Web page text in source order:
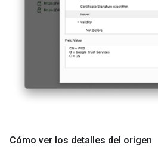
Cómo ver los detalles del origen